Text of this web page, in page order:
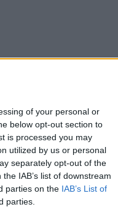
of your personal or
below opt-out section to
is processed you may
utilized by us or personal
separately opt-out of the
IAB’s list of downstream
parties on the IAB’s List of
parties.
Bartók